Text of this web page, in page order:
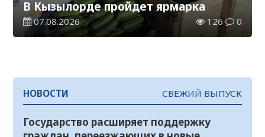
В Кызылорде пройдет ярмарка
07.08.2026 126 0
НОВОСТИ СВЕЖИЙ ВЫПУСК
Государство расширяет поддержку